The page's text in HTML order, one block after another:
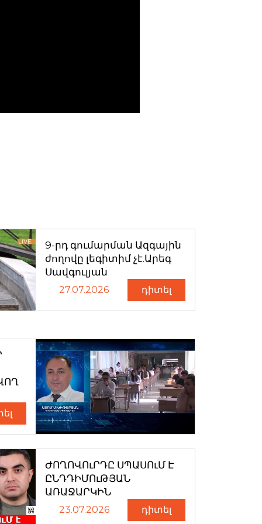
9-րդ գումարման Ազգային
ժողովը լեգիտիմ չէ.Արեգ
Սավգուլյան
27.07.2026 դիտել
ԺՈՂՈՎՈւՐԴԸ ՍՊԱՍՈւՄ Է
ԸՆԴԴԻՄՈւԹՅԱՆ
ԱՌԱՋԱՐԿԻՆ
23.07.2026 դիտել